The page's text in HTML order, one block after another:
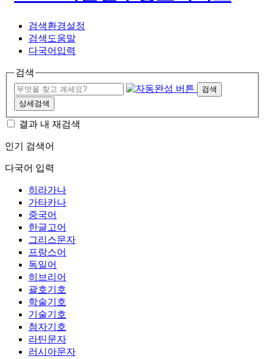
검색환경설정
검색도움말
다국어입력
검색
검색
상세검색
결과 내 재검색
인기 검색어
다국어 입력
히라가나
가타카나
중국어
한글고어
그리스문자
프랑스어
독일어
히브리어
괄호기호
학술기호
기술기호
첨자기호
라틴문자
러시아문자